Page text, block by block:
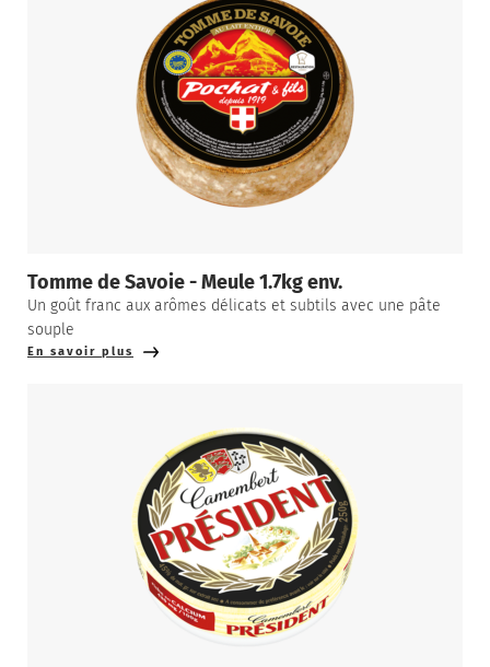
Tomme de Savoie - Meule 1.7kg env.
Un goût franc aux arômes délicats et subtils avec une pâte
souple
En savoir plus